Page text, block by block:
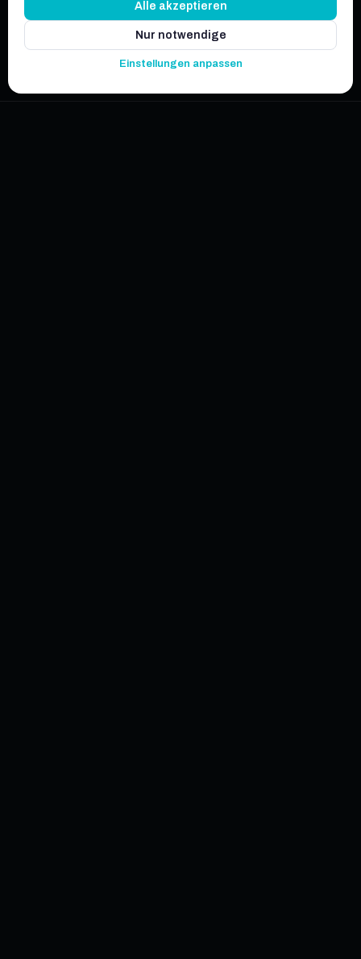
Alle akzeptieren
Nur notwendige
Einstellungen anpassen